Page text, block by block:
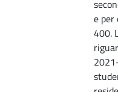
e per
400.